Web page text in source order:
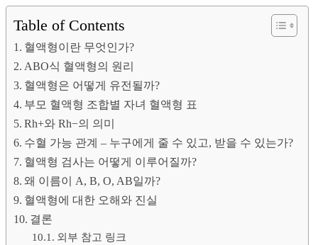
Table of Contents
혈액형이란 무엇인가?
ABO식 혈액형의 원리
혈액형은 어떻게 유전될까?
부모 혈액형 조합별 자녀 혈액형 표
Rh+와 Rh−의 의미
수혈 가능 관계 – 누구에게 줄 수 있고, 받을 수 있는가?
혈액형 검사는 어떻게 이루어질까?
왜 이름이 A, B, O, AB일까?
혈액형에 대한 오해와 진실
결론
외부 참고 링크